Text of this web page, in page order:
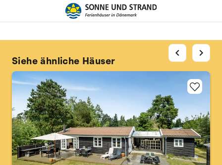
Siehe ähnliche Häuser
chevron_left chevron_right